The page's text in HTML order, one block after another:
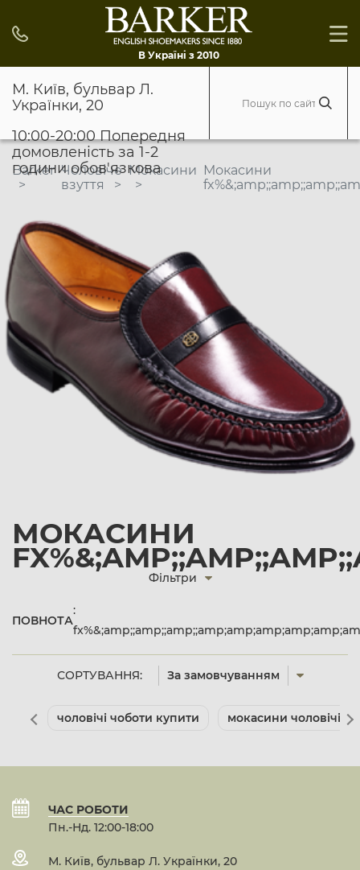
В Україні з 2010
М. Київ, бульвар Л.
Українки, 20
10:00-20:00 Попередня
домовленість за 1-2
години обов'язкова
Barker Чоловіче
взуття
Мокасини Мокасини
МОКАСИНИ
СОРТУВАННЯ: За замовчуванням
Фільтри
ПОВНОТА
:
чоловічі чоботи купити мокасини чоловічі
ЧАС РОБОТИ
Пн.-Нд. 12:00-18:00
М. Київ, бульвар Л. Українки, 20